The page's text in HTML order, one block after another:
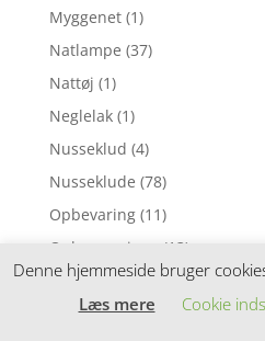
Myggenet (1)
Natlampe (37)
Nattøj (1)
Neglelak (1)
Nusseklud (4)
Nusseklude (78)
Opbevaring (11)
Ophængsringe
(13)
Påskepynt (28)
Pedalcykler (9)
Denne hjemmeside bruger
Læs mere
Cookie